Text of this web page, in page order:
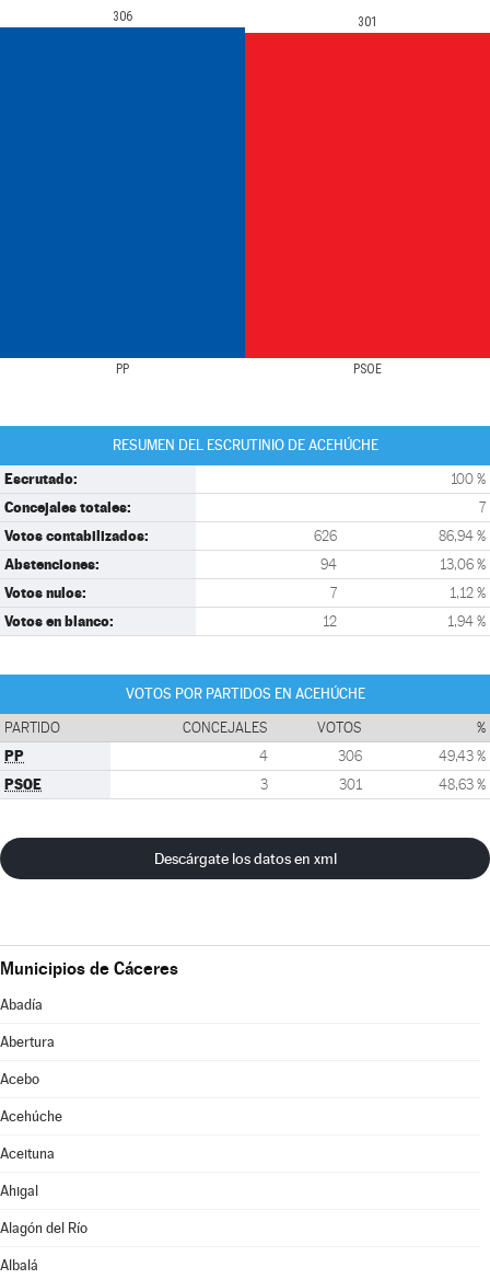
PP PSOE
306 301
RESUMEN DEL ESCRUTINIO DE ACEHÚCHE
Escrutado: 100 %
Concejales totales: 7
Votos contabilizados: 626 86,94 %
Abstenciones: 94 13,06 %
Votos nulos: 7 1,12 %
Votos en blanco: 12 1,94 %
VOTOS POR PARTIDOS EN ACEHÚCHE
PARTIDO CONCEJALES VOTOS %
PP 4 306 49,43 %
PSOE 3 301 48,63 %
Descárgate los datos en xml
Municipios de Cáceres
Abadía
Abertura
Acebo
Acehúche
Aceituna
Ahigal
Alagón del Río
Albalá